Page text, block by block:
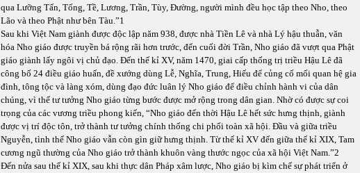
qua Lưỡng Tấn, Tống, Tề, Lương, Trần, Tùy, Đường, người mình đều học tập theo Nho, theo
Lão và theo Phật như bên Tàu.”1
Sau khi Việt Nam giành được độc lập năm 938, được nhà Tiền Lê và nhà Lý hậu thuẫn, văn
hóa Nho giáo được truyền bá rộng rãi hơn trước, đến cuối đời Trần, Nho giáo đã vượt qua Phật
giáo giành lấy ngôi vị chủ đạo. Đến thế kỉ XV, năm 1470, giai cấp thống trị triều Hậu Lê đã
công bố 24 điều giáo huấn, đề xướng dùng Lễ, Nghĩa, Trung, Hiếu để củng cố mối quan hệ gia
đình, tông tộc và làng xóm, dùng đạo đức luân lý Nho giáo để điều chỉnh hành vi của dân
chúng, vì thế tư tưởng Nho giáo từng bước được mở rộng trong dân gian. Nhờ có được sự coi
trọng của các vương triều phong kiến, “Nho giáo đến thời Hậu Lê hết sức hưng thịnh, giành
được vị trí độc tôn, trở thành tư tưởng chính thống chi phối toàn xã hội. Đầu và giữa triều
Nguyễn, tình thế Nho giáo vẫn còn gìn giữ hưng thịnh. Từ thế kỉ XV đến giữa thế kỉ XIX, Tam
cương ngũ thường của Nho giáo trở thành khuôn vàng thước ngọc của xã hội Việt Nam.”2
Đến nửa sau thế kỉ XIX, sau khi thực dân Pháp xâm lược, Nho giáo bị kìm chế sự phát triển ở